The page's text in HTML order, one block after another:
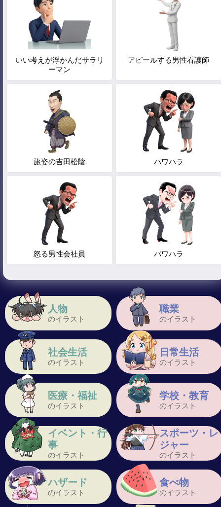
人物
のイラスト
職業
のイラスト
社会生活
のイラスト
日常生活
のイラスト
医療・福祉
のイラスト
学校・教育
のイラスト
イベント・行
事
のイラスト
スポーツ・レ
ジャー
のイラスト
ハザード
のイラスト
食べ物
のイラスト
いい考えが浮かんだサラリ
ーマン
アピールする男性看護師
旅姿の吉田松陰 パワハラ
怒る男性会社員 パワハラ